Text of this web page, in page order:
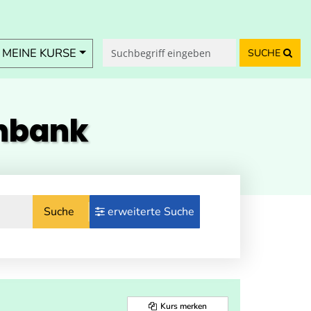
KURSE SUCHE
Suche erweiterte Suche
Kurs merken